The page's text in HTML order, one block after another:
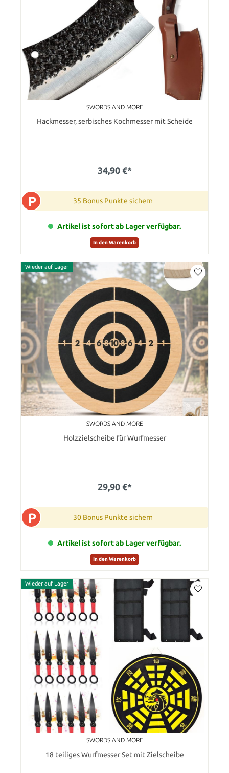
SWORDS AND MORE
Hackmesser, serbisches Kochmesser mit Scheide
34,90 €*
P 35 Bonus Punkte sichern
Artikel ist sofort ab Lager verfügbar.
In den Warenkorb
Wieder auf Lager
SWORDS AND MORE
Holzzielscheibe für Wurfmesser
29,90 €*
P 30 Bonus Punkte sichern
Artikel ist sofort ab Lager verfügbar.
In den Warenkorb
Wieder auf Lager
SWORDS AND MORE
18 teiliges Wurfmesser Set mit Zielscheibe